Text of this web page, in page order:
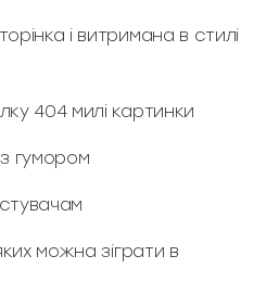
і витримана в стилі
404 милі картинки
з гумором
можна зіграти в